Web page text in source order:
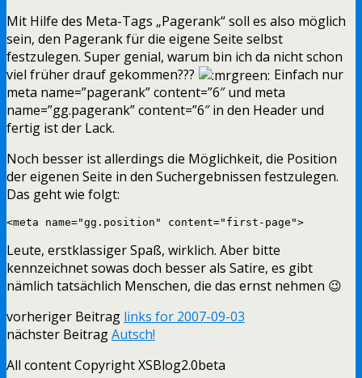
Mit Hilfe des Meta-Tags „Pagerank“ soll es also möglich
sein, den Pagerank für die eigene Seite selbst
festzulegen. Super genial, warum bin ich da nicht schon
viel früher drauf gekommen???
Einfach nur
meta name=”pagerank” content=”6″ und meta
name=”gg.pagerank” content=”6″ in den Header und
fertig ist der Lack.
Noch besser ist allerdings die Möglichkeit, die Position
der eigenen Seite in den Suchergebnissen festzulegen.
Das geht wie folgt:
<meta name="gg.position" content="first-page">
Leute, erstklassiger Spaß, wirklich. Aber bitte
kennzeichnet sowas doch besser als Satire, es gibt
nämlich tatsächlich Menschen, die das ernst nehmen 😉
vorheriger Beitrag links for 2007-09-03
nächster BeitragAutsch!
All content Copyright XSBlog2.0beta